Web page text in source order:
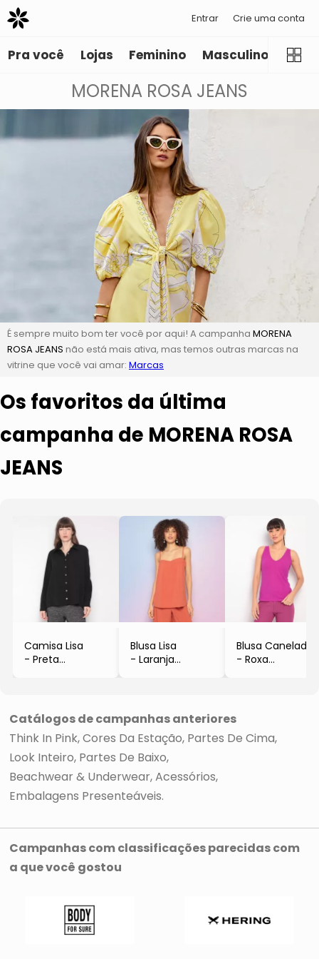
Entrar Crie uma conta
Pra você Lojas Feminino Masculino
MORENA ROSA JEANS
É sempre muito bom ter você por aqui! A campanha MORENA
ROSA JEANS não está mais ativa, mas temos outras marcas na
vitrine que você vai amar: Marcas
Os favoritos da última
campanha de MORENA ROSA
JEANS
Camisa Lisa
- Preta
Blusa Lisa
- Laranja
Blusa Canelada
- Roxa
Catálogos de campanhas anteriores
Think In Pink Cores Da Estação Partes De Cima
Look Inteiro Partes De Baixo
Beachwear & Underwear Acessórios
Embalagens Presenteáveis
Campanhas com classificações parecidas com
a que você gostou